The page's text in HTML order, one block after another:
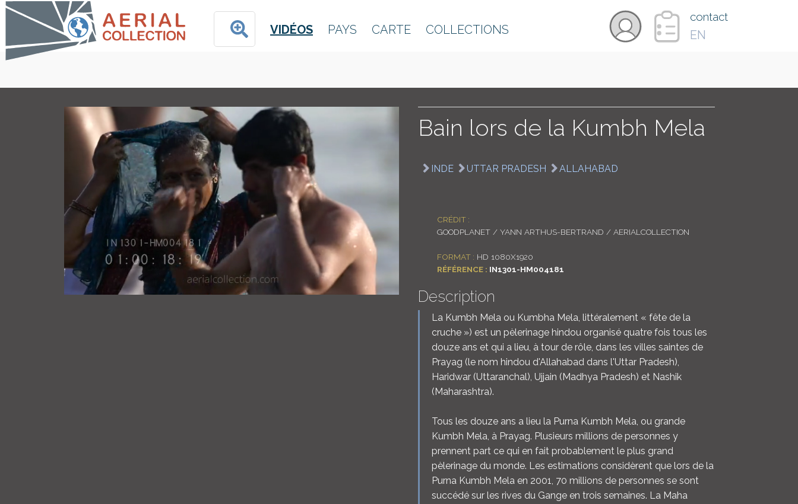
VIDÉOS PAYS CARTE COLLECTIONS
contact
EN
Bain lors de la Kumbh Mela
INDE UTTAR PRADESH ALLAHABAD
CRÉDIT :
GOODPLANET / YANN ARTHUS-BERTRAND / AERIALCOLLECTION
FORMAT : HD 1080X1920
RÉFÉRENCE : IN1301-HM004181
Description
La Kumbh Mela ou Kumbha Mela, littéralement « fête de la
cruche ») est un pèlerinage hindou organisé quatre fois tous les
douze ans et qui a lieu, à tour de rôle, dans les villes saintes de
Prayag (le nom hindou d'Allahabad dans l'Uttar Pradesh),
Haridwar (Uttaranchal), Ujjain (Madhya Pradesh) et Nashik
(Maharashtra).
Tous les douze ans a lieu la Purna Kumbh Mela, ou grande
Kumbh Mela, à Prayag. Plusieurs millions de personnes y
prennent part ce qui en fait probablement le plus grand
pèlerinage du monde. Les estimations considèrent que lors de la
Purna Kumbh Mela en 2001, 70 millions de personnes se sont
succédé sur les rives du Gange en trois semaines. La Maha